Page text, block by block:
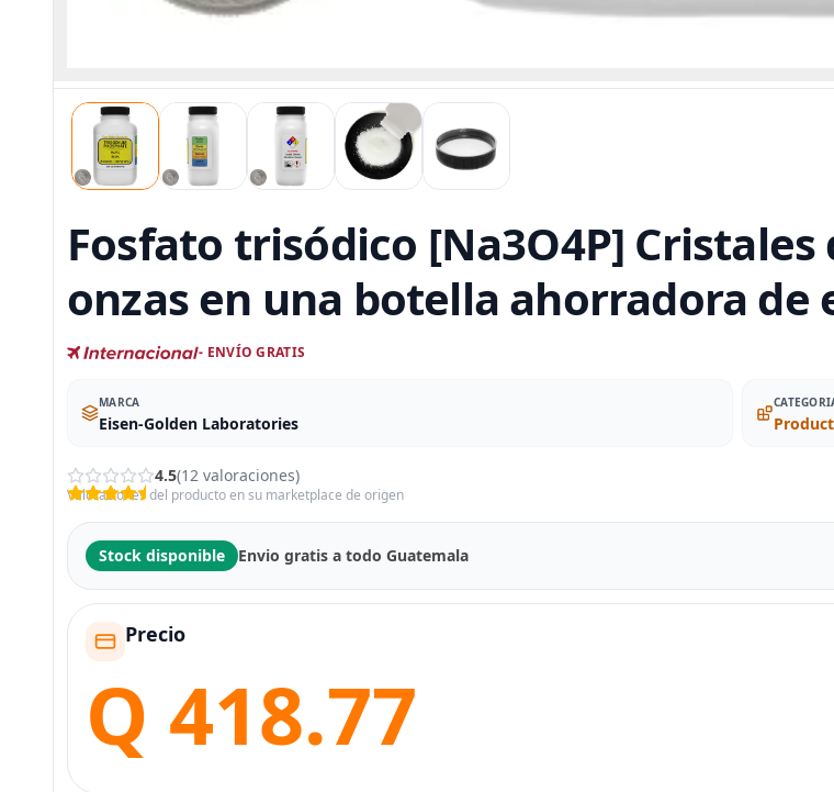
Fosfato trisódico [Na3O4P] Cristales
onzas en una botella ahorradora de
- ENVÍO GRATIS
MARCA
Eisen-Golden Laboratories
4.5(12 valoraciones)
Valoraciones del producto en su marketplace de origen
Stock disponible Envio gratis a todo Guatemala
Precio
Q 418.77